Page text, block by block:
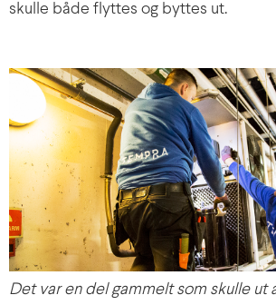
skulle både flyttes og byttes ut.
Det var en del gammelt som skulle ut